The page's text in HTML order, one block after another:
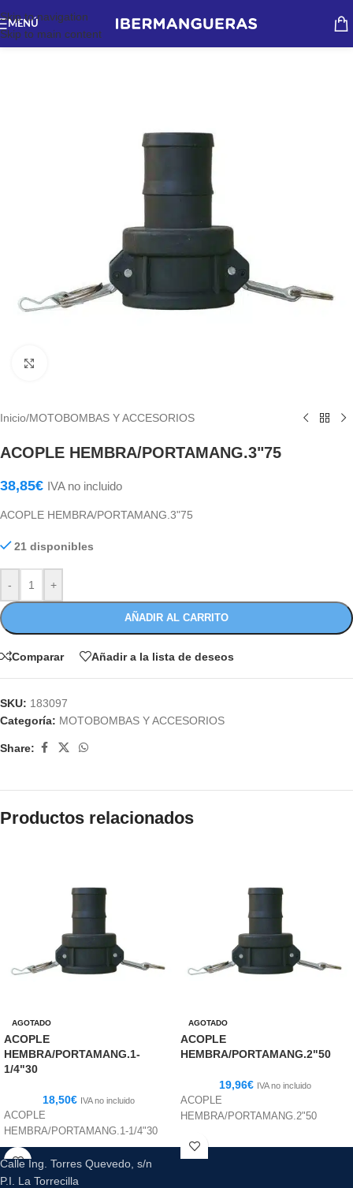
Skip to navigation
Skip to main content
MENÚ
Inicio/MOTOBOMBAS Y ACCESORIOS
ACOPLE HEMBRA/PORTAMANG.3"75
38,85€ IVA no incluido
ACOPLE HEMBRA/PORTAMANG.3"75
21 disponibles
- +
AÑADIR AL CARRITO
Comparar Añadir a la lista de deseos
SKU: 183097
Categoría: MOTOBOMBAS Y ACCESORIOS
Share:
Productos relacionados
AGOTADO
ACOPLE
HEMBRA/PORTAMANG.1-
1/4"30
18,50€ IVA no incluido
ACOPLE
HEMBRA/PORTAMANG.1-1/4"30
AGOTADO
ACOPLE
HEMBRA/PORTAMANG.2"50
19,96€ IVA no incluido
ACOPLE
HEMBRA/PORTAMANG.2"50
Calle Ing. Torres Quevedo, s/n
P.I. La Torrecilla